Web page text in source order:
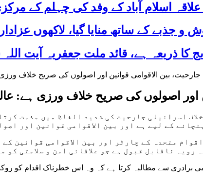
اسلام آباد کے وفد کی چہلم کے
اور اصولوں کی صریح خلاف ورزی ہے:
اسرائیلی جارحیت کی شدید الفاظ میں مذمت
کے لیے ہے اور بین الاقوامی قوانین اور
متحدہ کے چارٹر اور بین الاقوامی قوانین کے
رویہ ناقابل قبول ہے جو علاقائی امن و سلامتی کو
برادری سے مطالبہ کرتا ہے کہ وہ اس خطرناک اقدام کو